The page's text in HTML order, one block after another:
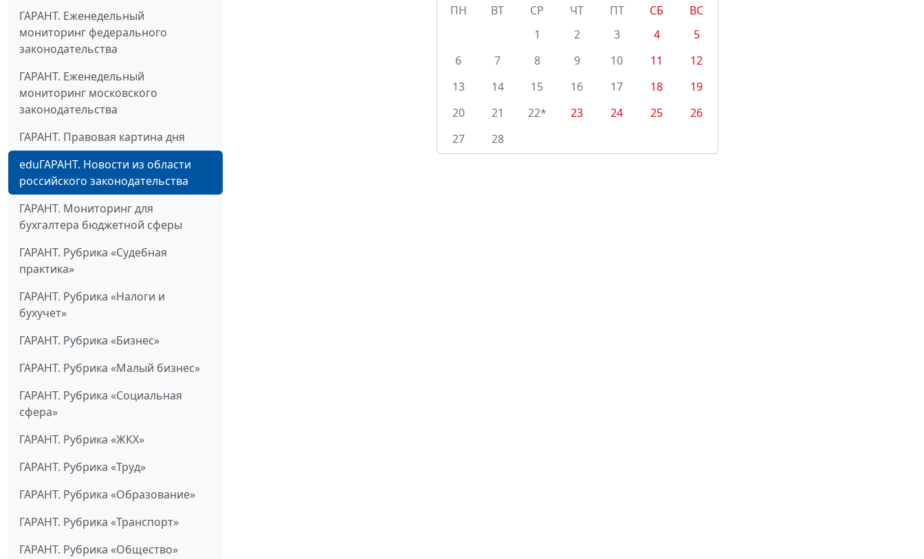
ГАРАНТ. Еженедельный
мониторинг федерального
законодательства
ГАРАНТ. Еженедельный
мониторинг московского
законодательства
ГАРАНТ. Правовая картина дня
eduГАРАНТ. Новости из области
российского законодательства
ГАРАНТ. Мониторинг для
бухгалтера бюджетной сферы
ГАРАНТ. Рубрика «Судебная
практика»
ГАРАНТ. Рубрика «Налоги и
бухучет»
ГАРАНТ. Рубрика «Бизнес»
ГАРАНТ. Рубрика «Малый бизнес»
ГАРАНТ. Рубрика «Социальная
сфера»
ГАРАНТ. Рубрика «ЖКХ»
ГАРАНТ. Рубрика «Труд»
ГАРАНТ. Рубрика «Образование»
ГАРАНТ. Рубрика «Транспорт»
ГАРАНТ. Рубрика «Общество»
ПН
ВТ СР ЧТ ПТ СБ
ВС
1
2 3 4
5
6
7 8 9 10 11
12
13
14 15 16 17 18
19
20
21 22* 23 24 25
26
27
28